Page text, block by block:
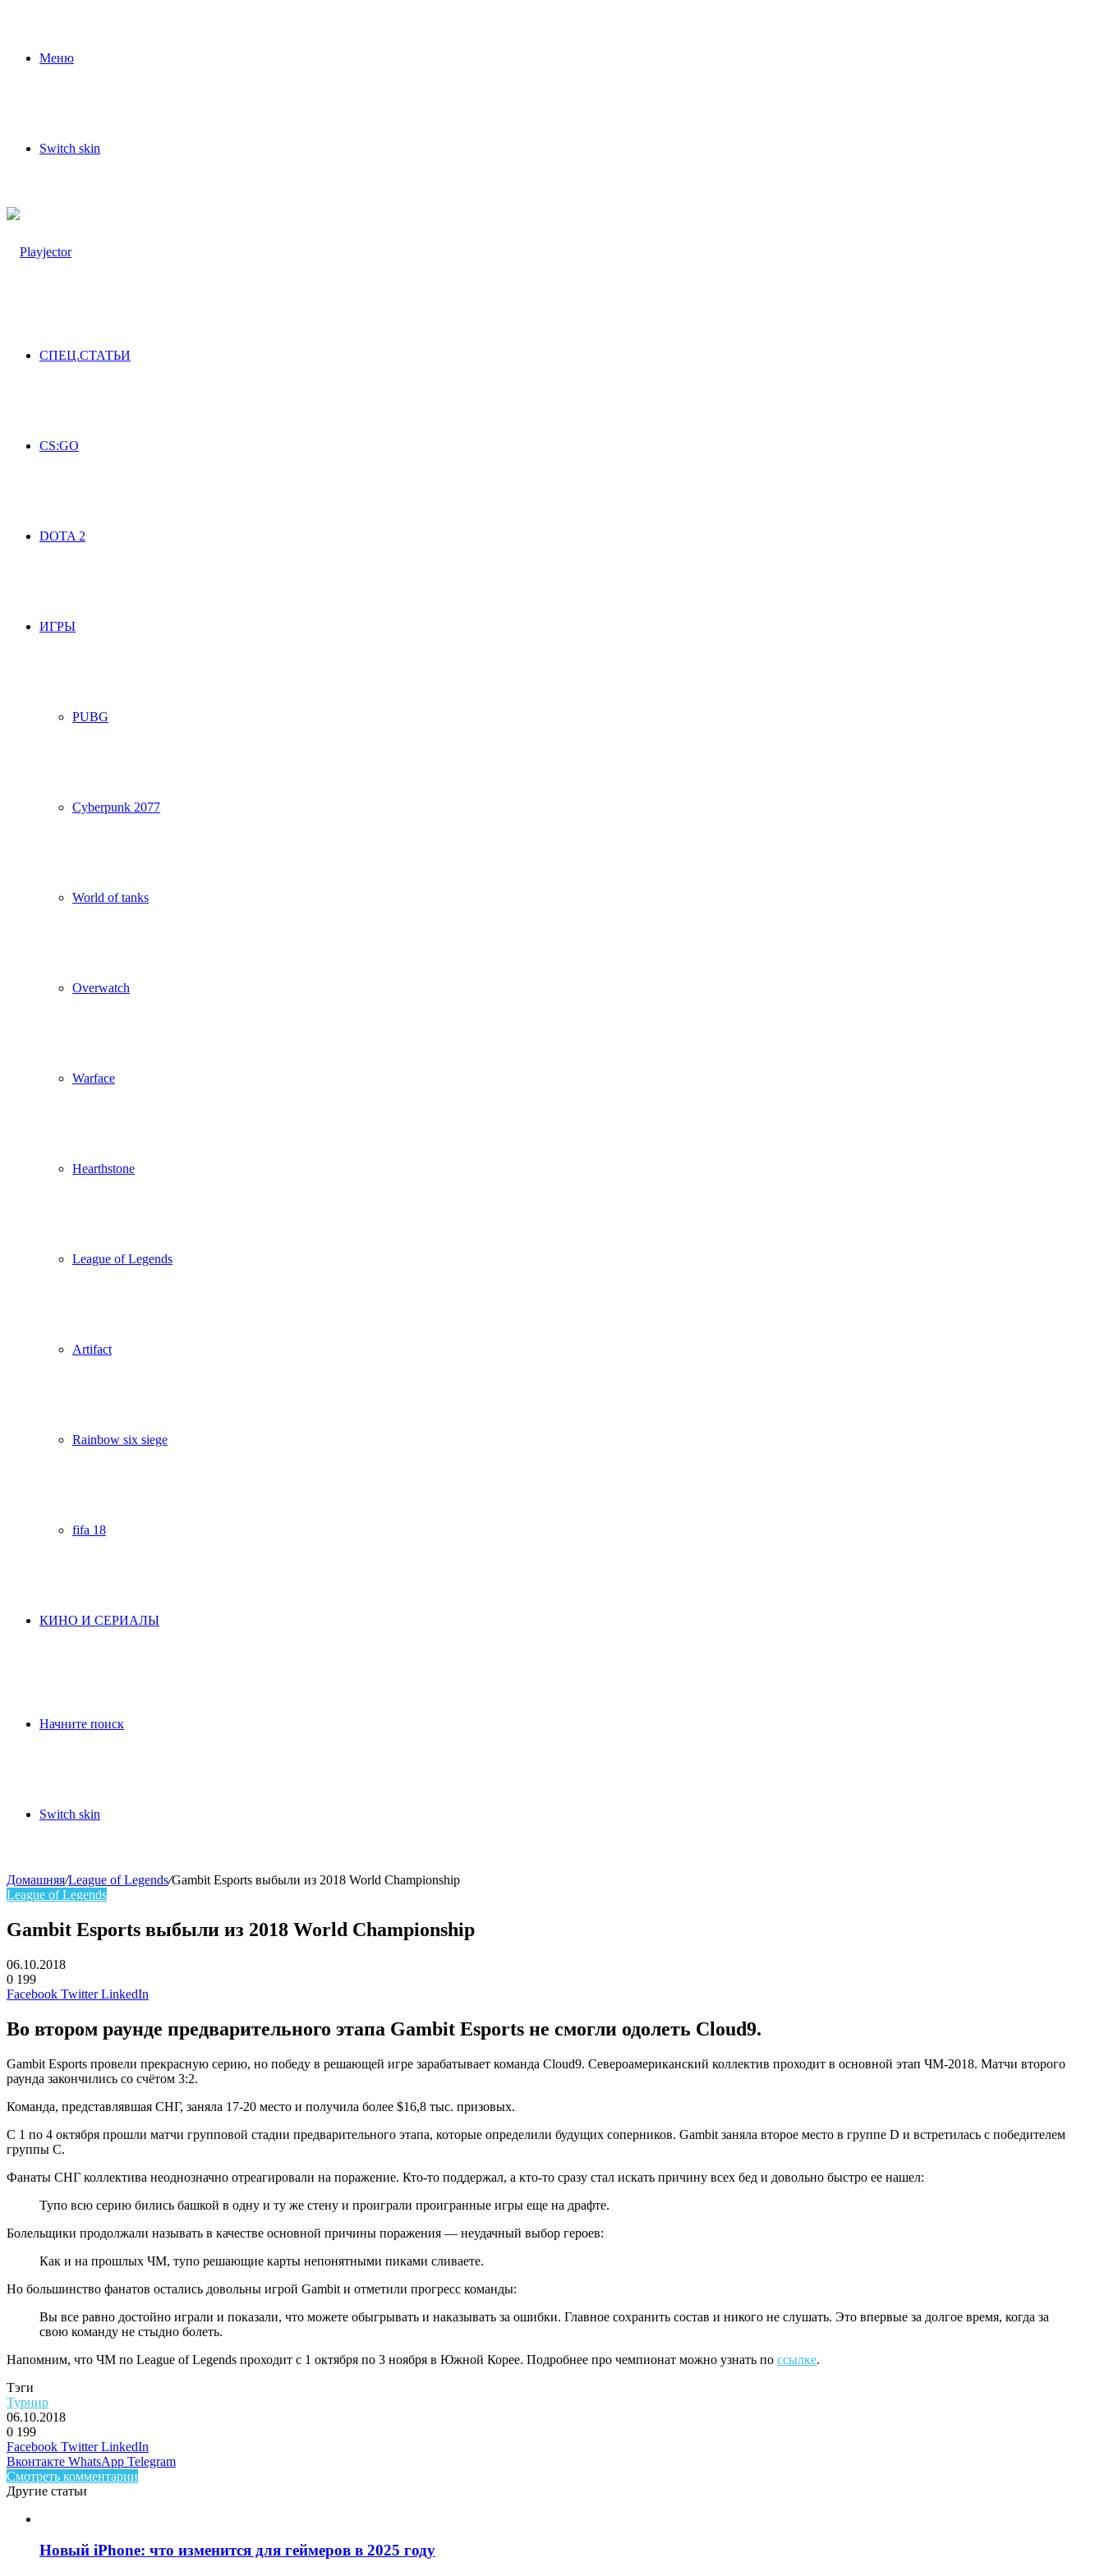
Меню
Switch skin
СПЕЦ.СТАТЬИ
CS:GO
DOTA 2
ИГРЫ
PUBG
Cyberpunk 2077
World of tanks
Overwatch
Warface
Hearthstone
League of Legends
Artifact
Rainbow six siege
fifa 18
КИНО И СЕРИАЛЫ
Начните поиск
Switch skin
Домашняя/League of Legends/Gambit Esports выбыли из 2018 World Championship
League of Legends
Gambit Esports выбыли из 2018 World Championship
06.10.2018
0 199
Facebook Twitter LinkedIn
Во втором раунде предварительного этапа Gambit Esports не смогли одолеть Cloud9.
Gambit Esports провели прекрасную серию, но победу в решающей игре зарабатывает команда Cloud9. Североамериканский коллектив проходит в основной этап ЧМ-2018. Матчи второго
раунда закончились со счётом 3:2.
Команда, представлявшая СНГ, заняла 17-20 место и получила более $16,8 тыс. призовых.
С 1 по 4 октября прошли матчи групповой стадии предварительного этапа, которые определили будущих соперников. Gambit заняла второе место в группе D и встретилась с победителем
группы C.
Фанаты СНГ коллектива неоднозначно отреагировали на поражение. Кто-то поддержал, а кто-то сразу стал искать причину всех бед и довольно быстро ее нашел:
Тупо всю серию бились башкой в одну и ту же стену и проиграли проигранные игры еще на драфте.
Болельщики продолжали называть в качестве основной причины поражения — неудачный выбор героев:
Как и на прошлых ЧМ, тупо решающие карты непонятными пиками сливаете.
Но большинство фанатов остались довольны игрой Gambit и отметили прогресс команды:
Вы все равно достойно играли и показали, что можете обыгрывать и наказывать за ошибки. Главное сохранить состав и никого не слушать. Это впервые за долгое время, когда за
свою команду не стыдно болеть.
Напомним, что ЧМ по League of Legends проходит с 1 октября по 3 ноября в Южной Корее. Подробнее про чемпионат можно узнать по ссылке.
Тэги
Турнир
06.10.2018
0 199
Facebook Twitter LinkedIn
Вконтакте WhatsApp Telegram
Смотреть комментарии
Другие статьи
Новый iPhone: что изменится для геймеров в 2025 году